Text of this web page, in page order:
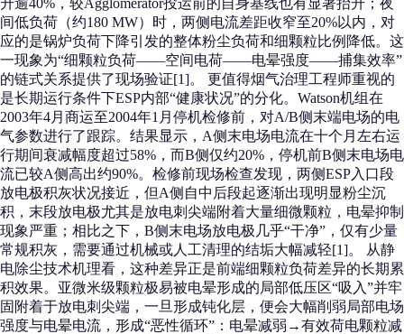
升逾40%，较Agglomerator投运前的自身基线也有显著抬升；夜
间低负荷（约180 MW）时，两侧电流差距收窄至20%以内，对
应的是锅炉负荷下降引发的整体粉尘负荷和细颗粒比例降低。这
一现象为“细颗粒负荷——空间电荷——电晕强度——捕集效率”
的链式关系提供了现场验证[1]。 更值得烟气治理工程师重视的
是长期运行条件下ESP内部“健康状况”的分化。Watson机组在
2003年4月商运至2004年1月停机检修前，对A/B侧末端电场的电
气参数进行了跟踪。结果显示，A侧末电场电流在十个月左右运
行期间衰减幅度超过58%，而B侧仅约20%，停机前B侧末电场电
流已较A侧高出约90%。检修前现场检查发现，两侧ESP入口段
放电极积灰状况接近，但A侧自中后段起逐渐出现明显粉尘沉
积，末段放电极尤其是放电刺尖端附着大量细微颗粒，电晕抑制
现象严重；相比之下，B侧末电场放电极几乎“干净”，仅有少量
常规积灰，需要通过机械或人工清理的结垢大幅减轻[1]。 从静
电除尘技术机理看，这种差异正是前端细颗粒负荷差异的长期累
积效果。亚微米级颗粒极易被电晕形成的局部低压区“吸入”并牢
固附着于放电刺尖端，一旦形成钝化层，便会大幅削弱局部电场
强度与电晕电流，形成“恶性循环”：电晕减弱→有效荷电颗粒减